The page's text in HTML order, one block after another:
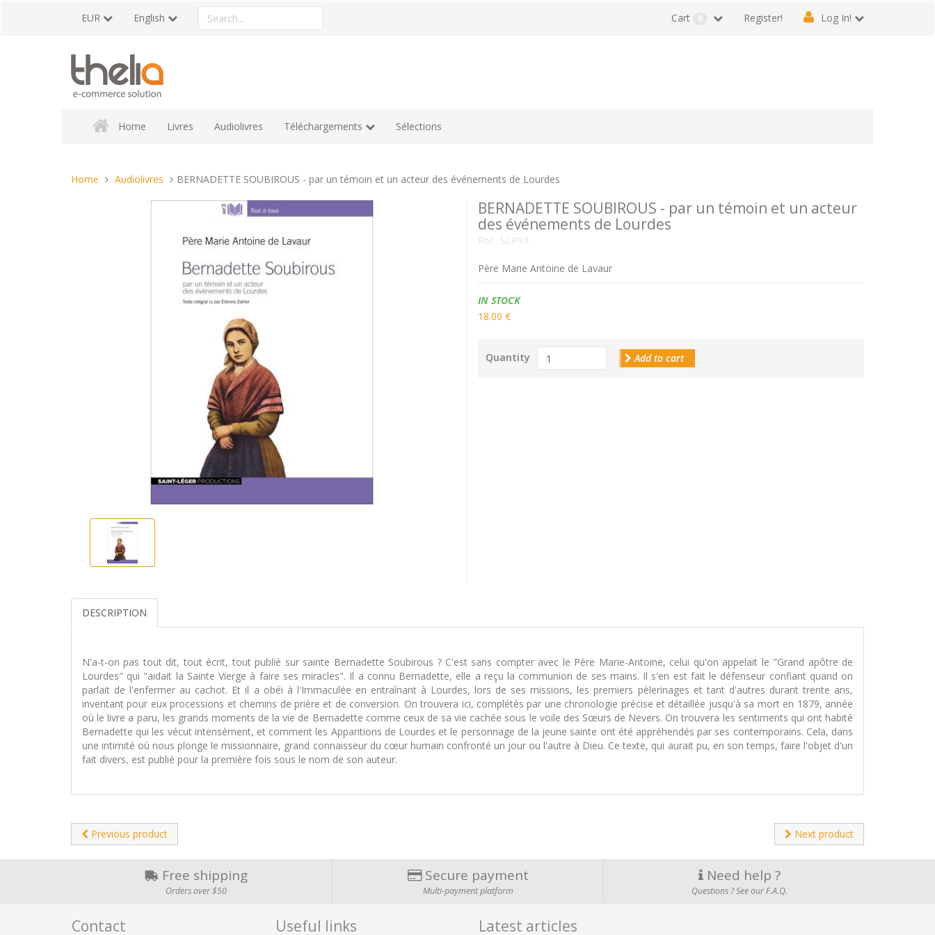
EUR English
Search
a
Register! Log In!
Cart 0
Home Livres Audiolivres Téléchargements Sélections
You
Home Audiolivres BERNADETTE SOUBIROUS - par un témoin et un acteur des événements de Lourdes
BERNADETTE SOUBIROUS - par un témoin et un acteur
des événements de Lourdes
Ref.: SLP94
Père Marie Antoine de Lavaur
Availability:
IN STOCK
18.00 €
Quantity Add to cart
DESCRIPTION
N'a-t-on pas tout dit, tout écrit, tout publié sur sainte Bernadette Soubirous ? C'est sans compter avec le Père Marie-Antoine, celui qu'on appelait le "Grand apôtre de
Lourdes" qui "aidait la Sainte Vierge à faire ses miracles". Il a connu Bernadette, elle a reçu la communion de ses mains. Il s'en est fait le défenseur confiant quand on
parlait de l'enfermer au cachot. Et il a obéi à l'Immaculée en entraînant à Lourdes, lors de ses missions, les premiers pèlerinages et tant d'autres durant trente ans,
inventant pour eux processions et chemins de prière et de conversion. On trouvera ici, complétés par une chronologie précise et détaillée jusqu'à sa mort en 1879, année
où le livre a paru, les grands moments de la vie de Bernadette comme ceux de sa vie cachée sous le voile des Sœurs de Nevers. On trouvera les sentiments qui ont habité
Bernadette qui les vécut intensément, et comment les Apparitions de Lourdes et le personnage de la jeune sainte ont été appréhendés par ses contemporains. Cela, dans
une intimité où nous plonge le missionnaire, grand connaisseur du cœur humain confronté un jour ou l'autre à Dieu. Ce texte, qui aurait pu, en son temps, faire l'objet d'un
fait divers, est publié pour la première fois sous le nom de son auteur.
Previous product Next product
Free shipping
Orders over $50
Secure payment
Multi-payment platform
Need help ?
Questions ? See our F.A.Q.
Contact Useful links Latest articles